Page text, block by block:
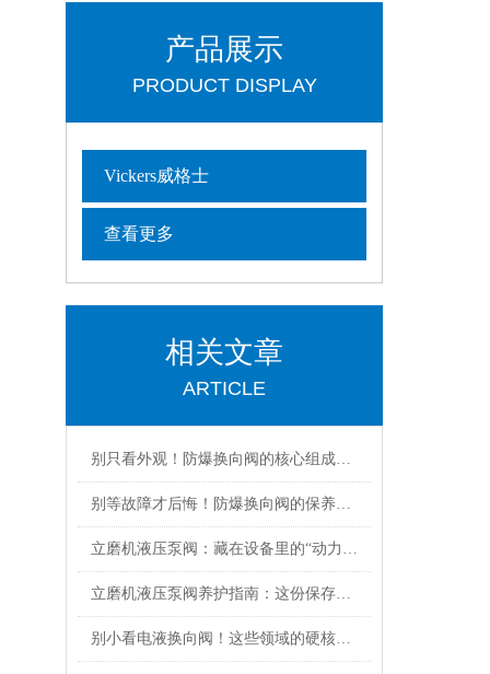
产品展示
PRODUCT DISPLAY
Vickers威格士
查看更多
相关文章
ARTICLE
别只看外观！防爆换向阀的核心组成部分，才是安全关键
别等故障才后悔！防爆换向阀的保养诀窍，早知道少踩坑
立磨机液压泵阀：藏在设备里的“动力心脏”，核心功能全拆解
立磨机液压泵阀养护指南：这份保存秘诀，让核心部件“历久弥新”！
别小看电液换向阀！这些领域的硬核应用，远超你的想象